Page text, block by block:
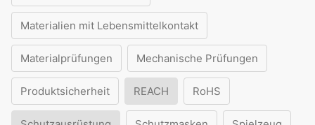
Materialien mit Lebensmittelkontakt
Materialprüfungen Mechanische Prüfungen
Produktsicherheit REACH RoHS